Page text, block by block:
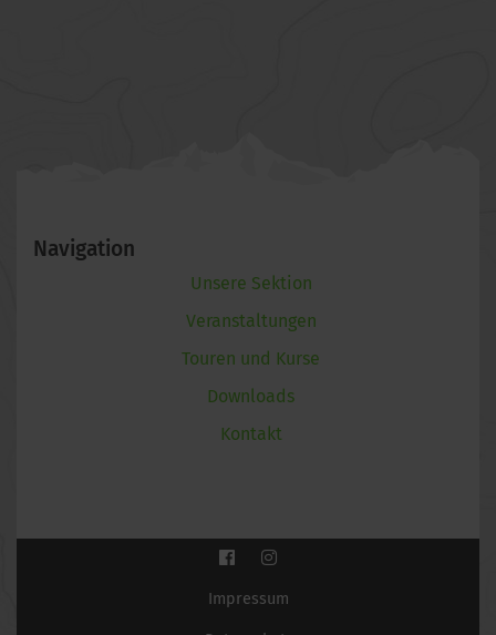
Navigation
Unsere Sektion
Veranstaltungen
Touren und Kurse
Downloads
Kontakt
Impressum